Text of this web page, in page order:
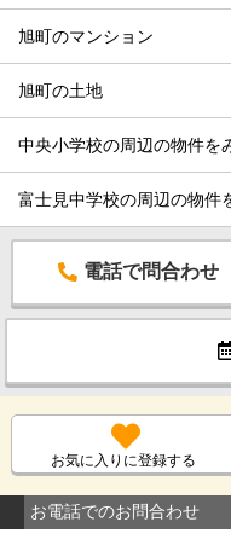
旭町のマンション
旭町の土地
中央小学校の周辺の物件を
富士見中学校の周辺の物件
電話で問合わせ
お気に入りに登録する
お電話でのお問合わせ